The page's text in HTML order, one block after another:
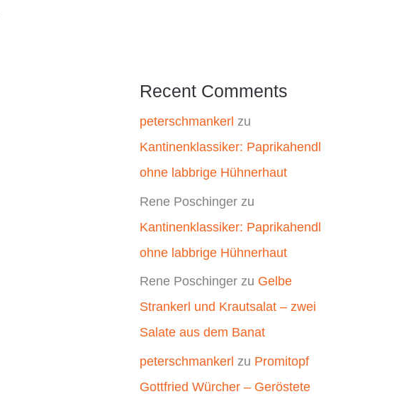
Recent Comments
peterschmankerl zu
Kantinenklassiker: Paprikahendl
ohne labbrige Hühnerhaut
Rene Poschinger zu
Kantinenklassiker: Paprikahendl
ohne labbrige Hühnerhaut
Rene Poschinger zu Gelbe
Strankerl und Krautsalat – zwei
Salate aus dem Banat
peterschmankerl zu Promitopf
Gottfried Würcher – Geröstete